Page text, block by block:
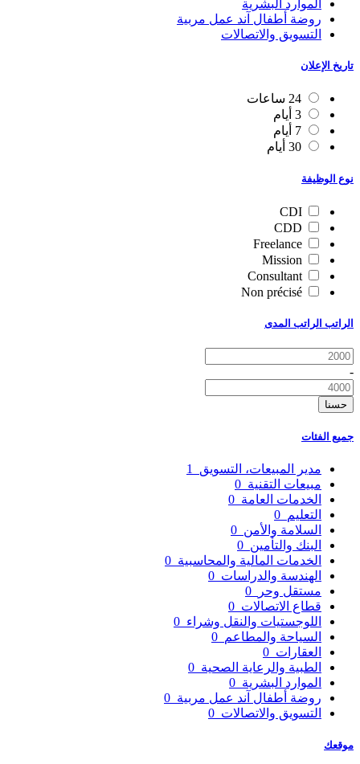
الموارد البشرية
روضة أطفال آند عمل مربية
التسويق والاتصالات
تاريخ الإعلان
24 ساعات
3 أيام
7 أيام
30 أيام
نوع الوظيفة
CDI
CDD
Freelance
Mission
Consultant
Non précisé
الراتب الراتب المدى
-
حسنا
جميع الفئات
مدير المبيعات، التسويق
مبيعات التقنية
الخدمات العامة
التعليم
السلامة والأمن
البنك والتأمين
الخدمات المالية والمحاسبية
الهندسة والدراسات
مستقل وحر
قطاع الاتصالات
اللوجستيات والنقل وشراء
السياحة والمطاعم
العقارات
الطبية والرعاية الصحية
الموارد البشرية
روضة أطفال آند عمل مربية
التسويق والاتصالات
موقعك